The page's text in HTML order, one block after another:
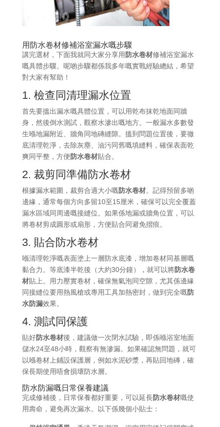
用防水卷材修補浴室漏水嘅步驟
講完選材，下面我就同大家分享用 防水卷材修補浴室漏水
嘅具體步驟。呢啲步驟都係我多年嘅實戰經驗總結，希望
對大家有幫助！
1. 檢查同清理漏水位置
首先要搵出漏水嘅具體位置，可以用乾布抹乾地面同牆
身，然後倒水測試，觀察水滲出嘅地方。一般漏水多數發
生喺地漏附近、牆角同地磚縫隙。搵到問題位置後，要徹
底清理乾淨，去除灰塵、油污同舊嘅填縫料，確保表面乾
爽同平整，方便防水卷材貼合。
2. 裁剪同準備防水卷材
根據漏水範圍，裁剪合適大小嘅防水卷材。記得預留多啲
邊緣，通常每個方向多留10至15厘米，確保可以完全覆蓋
漏水區域同周邊嘅接縫位。如果係地漏或牆角位置，可以
將卷材剪成圓形或扇形，方便貼合同避免摺痕。
3. 貼合防水卷材
喺清理乾淨嘅表面塗上一層防水底漆，增加卷材同基層嘅
黏合力。等底漆半乾後（大約30分鐘），就可以將防水卷
材貼上。用力壓實卷材，確保無氣泡同空隙，尤其係邊緣
同接縫位要用熱風槍或專用工具加熱密封，做到完全嘅防
水防漏效果。
4. 測試同保護
貼好防水卷材後，建議做一次閉水試驗，即係喺浴室地面
儲水24至48小時，觀察有無滲漏。如果確認無問題，就可
以喺卷材上鋪設保護層，例如水泥砂漿，再貼回地磚，確
保長期使用唔會損壞防水層。
防水防漏嘅日常保養建議
完成修補後，日常保養都好重要，可以延長防水卷材嘅使
用壽命，避免再次漏水。以下係幾個小貼士：